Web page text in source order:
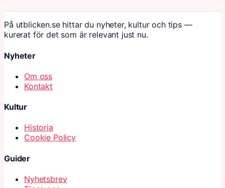
På utblicken.se hittar du nyheter, kultur och tips —
kurerat för det som är relevant just nu.
Nyheter
Om oss
Kontakt
Kultur
Historia
Cookie Policy
Guider
Nyhetsbrev